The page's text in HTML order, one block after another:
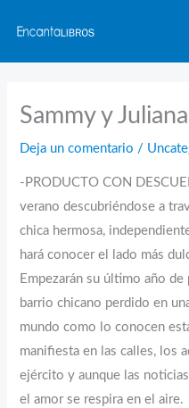
contenido
Sammy y
Deja un comentario /
-PRODUCTO CON
verano descubriéndose a
chica hermosa,
hará conocer el lado más
Empezarán su último año
barrio chicano perdido en
mundo como lo conocen
manifiesta en las calles, los
ejército y aunque las
el amor se respira en el aire.